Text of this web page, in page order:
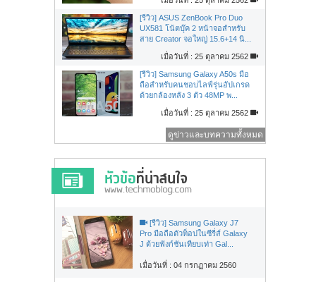
[รีวิว] ASUS ZenBook Pro Duo
UX581 โน้ตบุ๊ค 2 หน้าจอสำหรับ
สาย Creator จอใหญ่ 15.6+14 นิ...
เมื่อวันที่ : 25 ตุลาคม 2562
[รีวิว] Samsung Galaxy A50s มือ
ถือสำหรับคนชอบไลฟ์รุ่นอัปเกรด
ด้วยกล้องหลัง 3 ตัว 48MP พ...
เมื่อวันที่ : 25 ตุลาคม 2562
ดูข่าวและบทความทั้งหมด
[รีวิว] Samsung Galaxy J7
Pro มือถือตัวท็อปในซีรี่ส์ Galaxy
J ด้วยฟังก์ชันเทียบเท่า Gal...
เมื่อวันที่ : 04 กรกฏาคม 2560